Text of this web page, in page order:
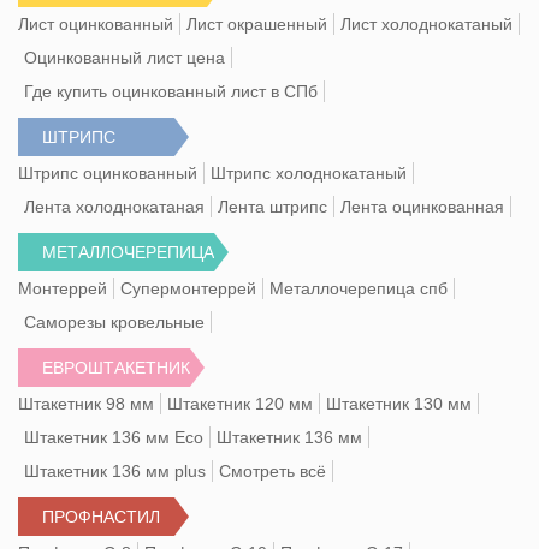
Лист оцинкованный
Лист окрашенный
Лист холоднокатаный
Оцинкованный лист цена
Где купить оцинкованный лист в СПб
ШТРИПС
Штрипс оцинкованный
Штрипс холоднокатаный
Лента холоднокатаная
Лента штрипс Лента оцинкованная
МЕТАЛЛОЧЕРЕПИЦА
Монтеррей
Супермонтеррей
Металлочерепица спб
Саморезы кровельные
ЕВРОШТАКЕТНИК
Штакетник 98 мм
Штакетник 120 мм
Штакетник 130 мм
Штакетник 136 мм Eco
Штакетник 136 мм
Штакетник 136 мм plus
Смотреть всё
ПРОФНАСТИЛ